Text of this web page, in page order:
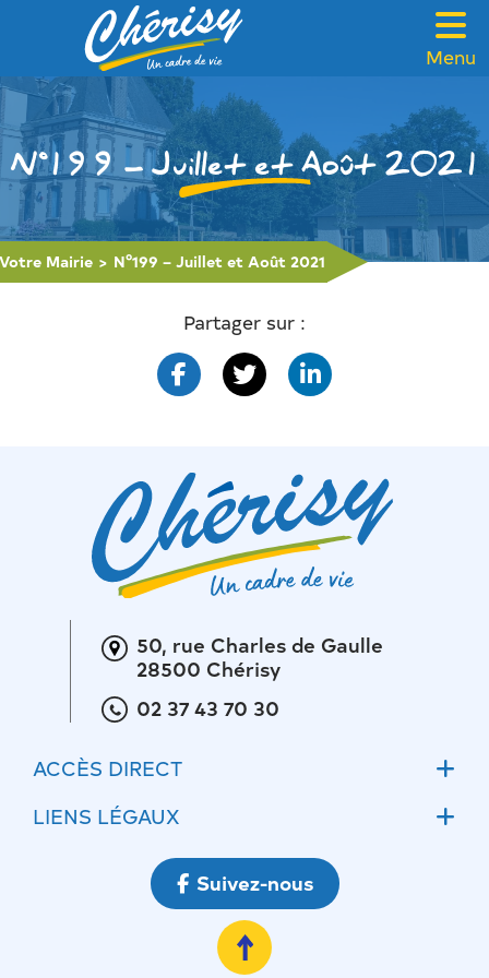
Menu
VOTRE MAIRIE
CADRE DE VIE
FAMILLE & SOLIDARITÉ
LOISIRS & TOURISME
CONTACT
N°199 – Juillet et Août 2021
Votre Mairie > N°199 – Juillet et Août 2021
Partager sur :
50, rue Charles de Gaulle
28500 Chérisy
02 37 43 70 30
ACCÈS DIRECT
Accueil
Ateliers communaux
LIENS LÉGAUX
Mentions légales
Conditions Générales d’Utilisations
Politique de confidentialité
Suivez-nous